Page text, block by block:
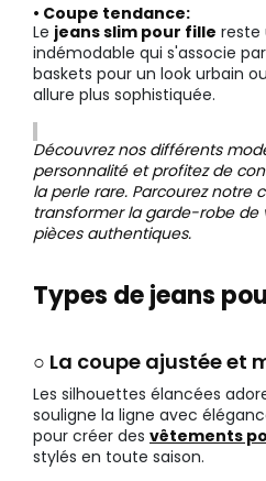
• Coupe tendance:
Le jeans slim pour fille reste
indémodable qui s'associe
baskets pour un look urbain
allure plus sophistiquée.
Découvrez nos différents
personnalité et profitez de
la perle rare. Parcourez notre
transformer la garde-robe de
pièces authentiques.
Types de jeans
○ La coupe ajustée et
Les silhouettes élancées
souligne la ligne avec
pour créer des vêtements
stylés en toute saison.